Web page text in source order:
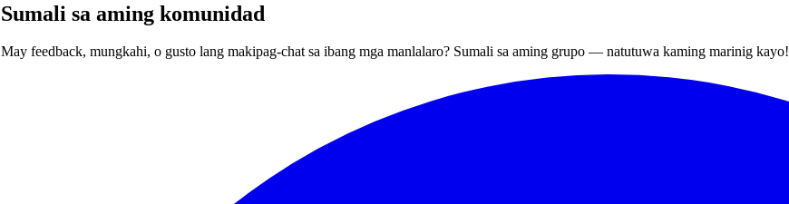
Sumali sa aming komunidad
May feedback, mungkahi, o gusto lang makipag-chat sa ibang mga manlalaro? Sumali sa aming grupo — natutuwa kaming marinig kayo!